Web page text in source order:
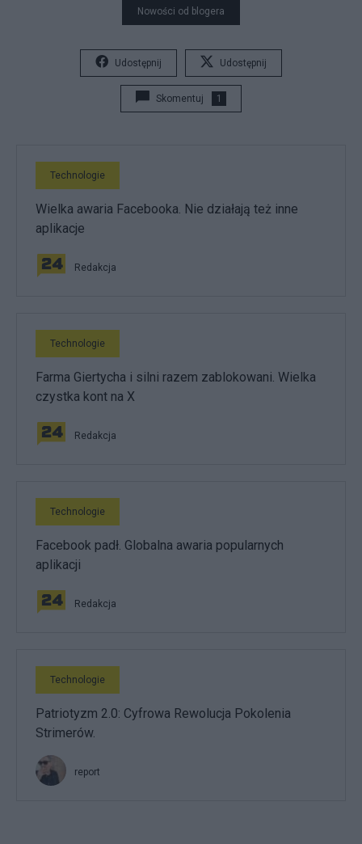
Nowości od blogera
Udostępnij Udostępnij
Skomentuj 1
Technologie
Wielka awaria Facebooka. Nie działają też inne
aplikacje
Redakcja
Technologie
Farma Giertycha i silni razem zablokowani. Wielka
czystka kont na X
Redakcja
Technologie
Facebook padł. Globalna awaria popularnych
aplikacji
Redakcja
Technologie
Patriotyzm 2.0: Cyfrowa Rewolucja Pokolenia
Strimerów.
report